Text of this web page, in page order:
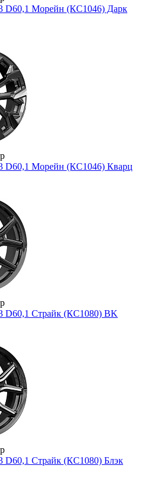
D60,1 Морейн (КС1046) Дарк
D60,1 Морейн (КС1046) Кварц
D60,1 Страйк (КС1080) BK
D60,1 Страйк (КС1080) Блэк